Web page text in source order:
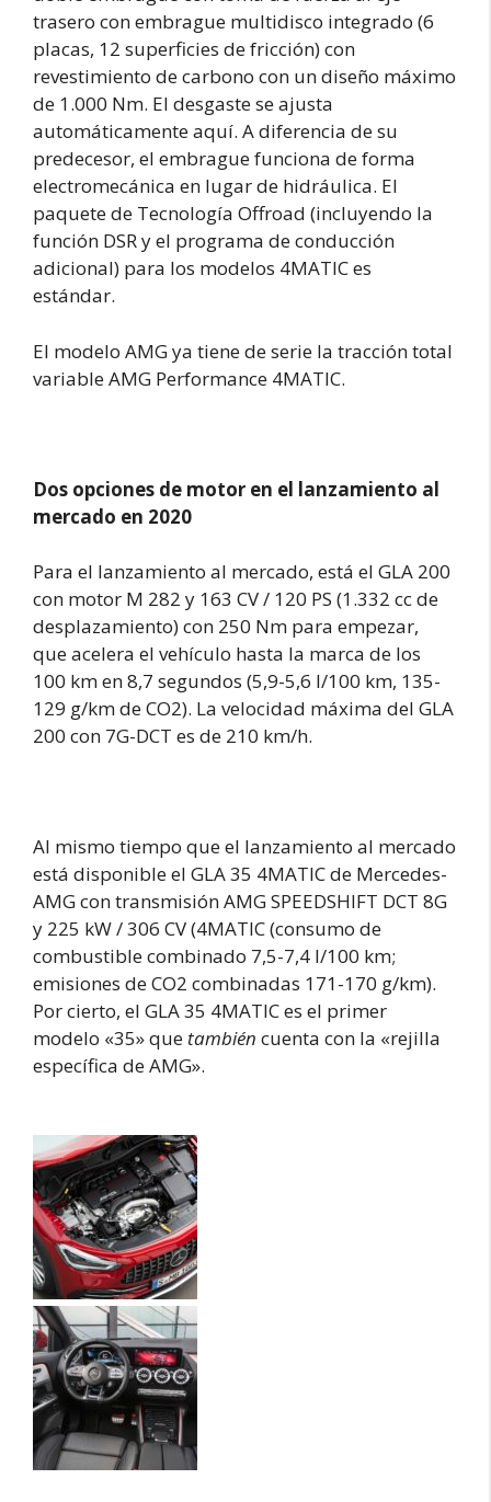
trasero con embrague multidisco integrado (6
placas, 12 superficies de fricción) con
revestimiento de carbono con un diseño máximo
de 1.000 Nm. El desgaste se ajusta
automáticamente aquí. A diferencia de su
predecesor, el embrague funciona de forma
electromecánica en lugar de hidráulica. El
paquete de Tecnología Offroad (incluyendo la
función DSR y el programa de conducción
adicional) para los modelos 4MATIC es
estándar.
El modelo AMG ya tiene de serie la tracción total
variable AMG Performance 4MATIC.
Dos opciones de motor en el lanzamiento al
mercado en 2020
Para el lanzamiento al mercado, está el GLA 200
con motor M 282 y 163 CV / 120 PS (1.332 cc de
desplazamiento) con 250 Nm para empezar,
que acelera el vehículo hasta la marca de los
100 km en 8,7 segundos (5,9-5,6 l/100 km, 135-
129 g/km de CO2). La velocidad máxima del GLA
200 con 7G-DCT es de 210 km/h.
Al mismo tiempo que el lanzamiento al mercado
está disponible el GLA 35 4MATIC de Mercedes-
AMG con transmisión AMG SPEEDSHIFT DCT 8G
y 225 kW / 306 CV (4MATIC (consumo de
combustible combinado 7,5-7,4 l/100 km;
emisiones de CO2 combinadas 171-170 g/km).
Por cierto, el GLA 35 4MATIC es el primer
modelo «35» que también cuenta con la «rejilla
específica de AMG».